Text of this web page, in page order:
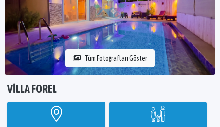
Tüm Fotoğrafları Göster
VILLA FOREL